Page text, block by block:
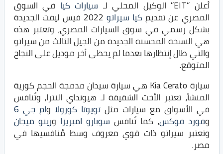
أعلن “EIT” الوكيل المحلي لـ سيارات كيا في السوق
المصري عن تقديم كيا سيراتو 2022 فيس ليفت الجديدة
بشكل رسمي في سوق السيارات المصري، وتعتبر هذه
هي النسخة المحسنة الجديدة من الجيل الثالث من سيراتو
والتي طال إنتظارها بعدما لم يحظى أخر موديل على النجاح
المتوقع.
سيارة Kia Cerato هي سيارة سيدان مدمجة الحجم كورية
المنشأ، تعتبر الأخت الشقيقة لـ هيونداي النترا، وتُنافس
في الأسواق مع سيارات مثلتويوتا كورولا وام جي 6
وفورد فوكس، كما تُنافس سوبارو امبريزا ورينو ميجان
وتعتبر سيراتو ذات قوي معروف وسط مُنافسيها في
مصر.